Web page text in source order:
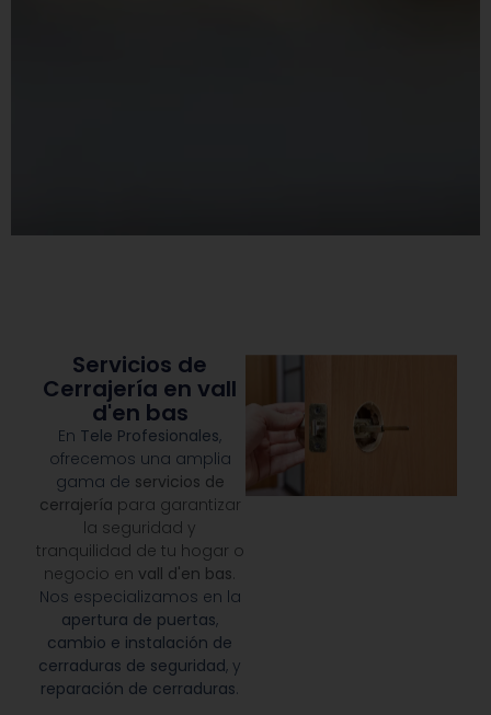
Servicios de
Cerrajería en vall
d'en bas
En Tele Profesionales,
ofrecemos una amplia
gama de servicios de
cerrajería para garantizar
la seguridad y
tranquilidad de tu hogar o
negocio en vall d'en bas.
Nos especializamos en la
apertura de puertas,
cambio e instalación de
cerraduras de seguridad, y
reparación de cerraduras.